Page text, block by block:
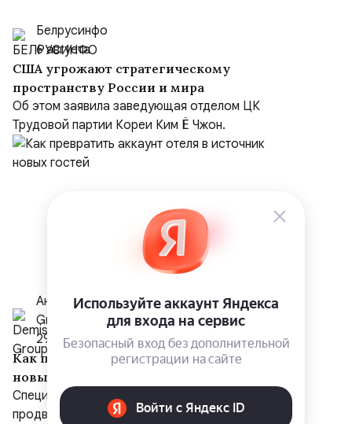
Белрусинфо
6 августа
США угрожают стратегическому
пространству России и мира
Об этом заявила заведующая отделом ЦК
Трудовой партии Кореи Ким Ё Чжон.
Анастасия Дунаева, PR-менеджер Demis
Group
29 июля
Как превратить аккаунт отеля в источник
новых гостей
Специалисты Demis Group поделились опытом
продвижения отеля Radisson Blu в Ереване и